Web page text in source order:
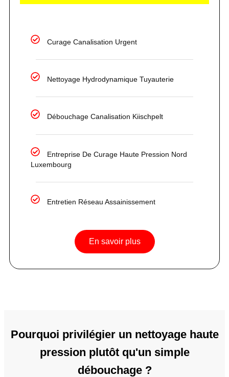
Curage Canalisation Urgent
Nettoyage Hydrodynamique Tuyauterie
Débouchage Canalisation Kiischpelt
Entreprise De Curage Haute Pression Nord
Luxembourg
Entretien Réseau Assainissement
En savoir plus
Pourquoi privilégier un nettoyage haute
pression plutôt qu'un simple
débouchage ?